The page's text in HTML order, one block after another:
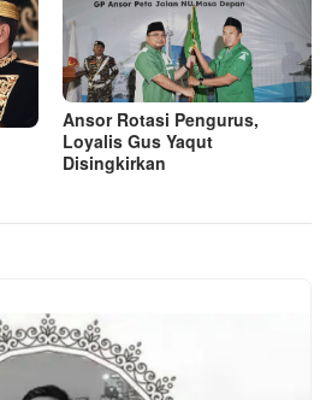
Ansor Rotasi Pengurus,
Loyalis Gus Yaqut
Disingkirkan